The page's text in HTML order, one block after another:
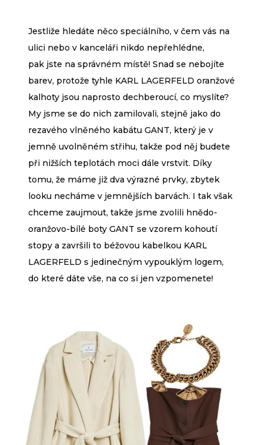
Jestliže hledáte něco speciálního, v čem vás na
ulici nebo v kanceláři nikdo nepřehlédne,
pak jste na správném místě! Snad se nebojíte
barev, protože tyhle KARL LAGERFELD oranžové
kalhoty jsou naprosto dechberoucí, co myslíte?
My jsme se do nich zamilovali, stejně jako do
rezavého vlněného kabátu GANT, který je v
jemně uvolněném střihu, takže pod něj budete
při nižších teplotách moci dále vrstvit. Díky
tomu, že máme již dva výrazné prvky, zbytek
looku necháme v jemnějších barvách. I tak však
chceme zaujmout, takže jsme zvolili hnědo-
oranžovo-bílé boty GANT se vzorem kohoutí
stopy a završili to béžovou kabelkou KARL
LAGERFELD s jedinečným vypouklým logem,
do které dáte vše, na co si jen vzpomenete!